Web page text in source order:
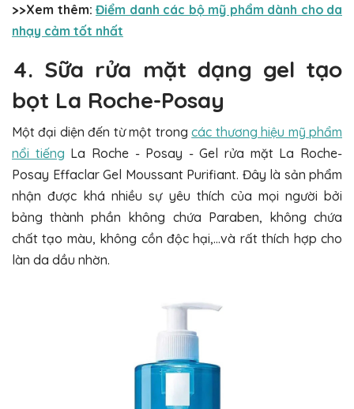
>>Xem thêm: Điểm danh các bộ mỹ phẩm dành cho da
nhạy cảm tốt nhất
4. Sữa rửa mặt dạng gel tạo
bọt La Roche-Posay
Một đại diện đến từ một trongcác thương hiệu mỹ phẩm
nổi tiếng La Roche - Posay - Gel rửa mặt La Roche-
Posay Effaclar Gel Moussant Purifiant. Đây là sản phẩm
nhận được khá nhiều sự yêu thích của mọi người bởi
bảng thành phần không chứa Paraben, không chứa
chất tạo màu, không cồn độc hại,...và rất thích hợp cho
làn da dầu nhờn.